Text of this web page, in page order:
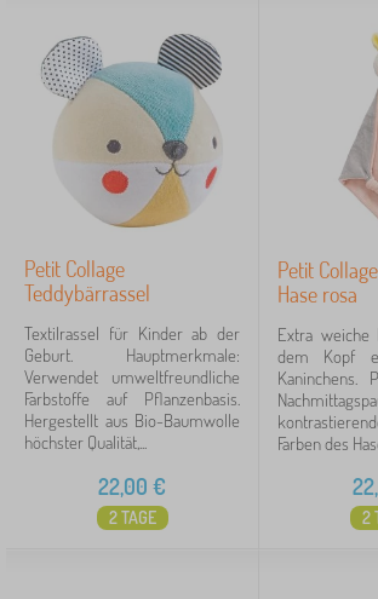
Petit Collage
Teddybärrassel
Textilrassel für Kinder ab der
Geburt. Hauptmerkmale:
Verwendet umweltfreundliche
Farbstoffe auf Pflanzenbasis.
Hergestellt aus Bio-Baumwolle
höchster Qualität,...
22,00 €
2 TAGE
Petit
Hase rosa
Extra weiche
dem Kopf
Farben des
2